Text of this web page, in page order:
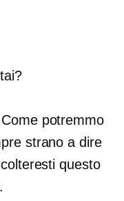
potremmo
strano a dire
questo